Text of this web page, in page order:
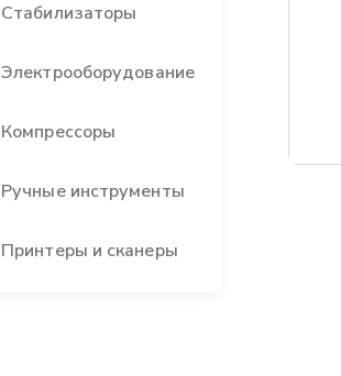
Стабилизаторы
Электрооборудование
Компрессоры
Ручные инструменты
Принтеры и сканеры